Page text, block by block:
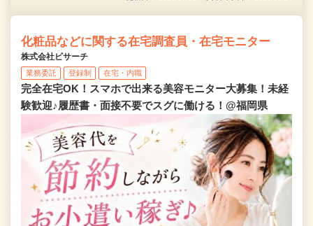
化粧品などに関する在宅調査員・在宅モニター
株式会社ビサーチ
業務委託 登録制 在宅・内職
完全在宅OK！スマホで出来る美容モニター大募集！未経
験歓迎♪履歴書・面接不要でスグに働ける！@福岡県